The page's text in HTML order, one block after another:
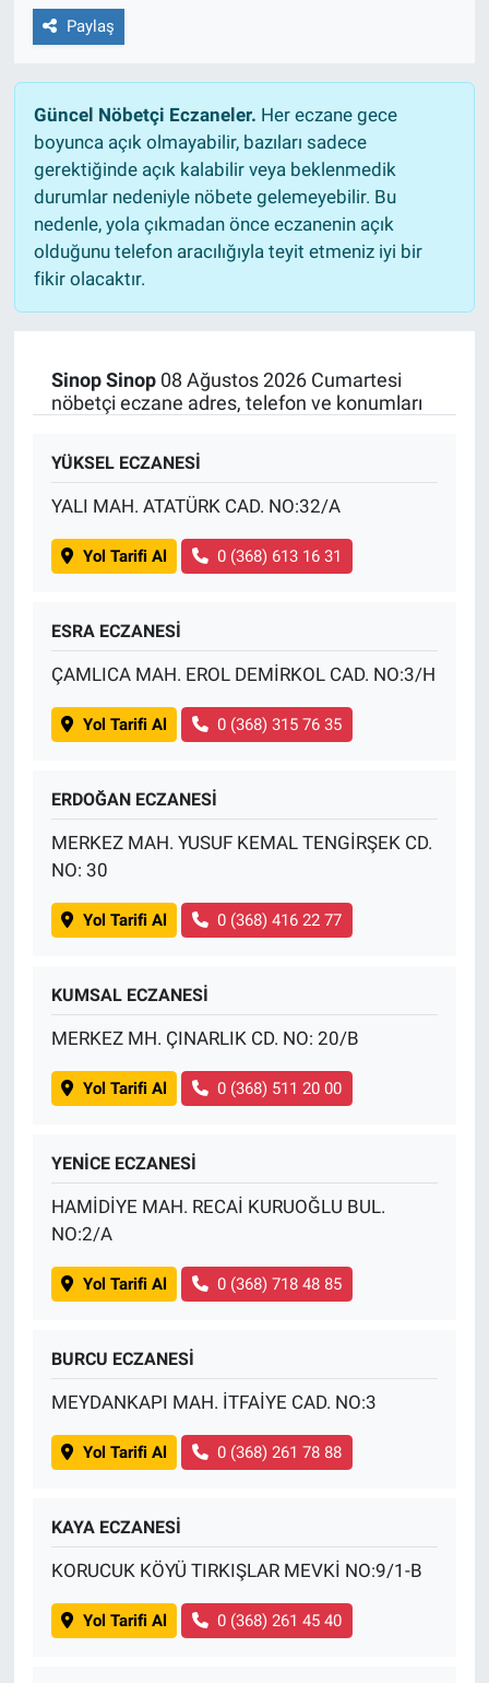
Paylaş
Güncel Nöbetçi Eczaneler. Her eczane gece
boyunca açık olmayabilir, bazıları sadece
gerektiğinde açık kalabilir veya beklenmedik
durumlar nedeniyle nöbete gelemeyebilir. Bu
nedenle, yola çıkmadan önce eczanenin açık
olduğunu telefon aracılığıyla teyit etmeniz iyi bir
fikir olacaktır.
Sinop Sinop08 Ağustos 2026 Cumartesi
nöbetçi eczane adres, telefon ve konumları
YÜKSEL ECZANESİ
YALI MAH. ATATÜRK CAD. NO:32/A
Yol Tarifi Al 0 (368) 613 16 31
ESRA ECZANESİ
ÇAMLICA MAH. EROL DEMİRKOL CAD. NO:3/H
Yol Tarifi Al 0 (368) 315 76 35
ERDOĞAN ECZANESİ
MERKEZ MAH. YUSUF KEMAL TENGİRŞEK CD.
NO: 30
Yol Tarifi Al 0 (368) 416 22 77
KUMSAL ECZANESİ
MERKEZ MH. ÇINARLIK CD. NO: 20/B
Yol Tarifi Al 0 (368) 511 20 00
YENİCE ECZANESİ
HAMİDİYE MAH. RECAİ KURUOĞLU BUL.
NO:2/A
Yol Tarifi Al 0 (368) 718 48 85
BURCU ECZANESİ
MEYDANKAPI MAH. İTFAİYE CAD. NO:3
Yol Tarifi Al 0 (368) 261 78 88
KAYA ECZANESİ
KORUCUK KÖYÜ TIRKIŞLAR MEVKİ NO:9/1-B
Yol Tarifi Al 0 (368) 261 45 40